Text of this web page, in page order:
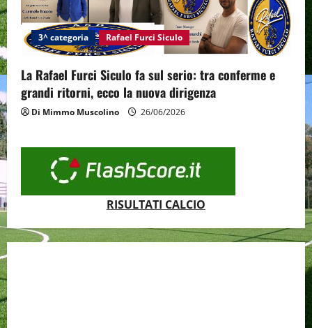
3^ categoria Rafael Furci Siculo
La Rafael Furci Siculo fa sul serio: tra conferme e
grandi ritorni, ecco la nuova dirigenza
Di Mimmo Muscolino 26/06/2026
RISULTATI CALCIO